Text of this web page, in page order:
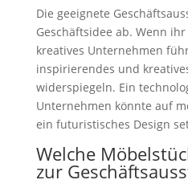
Die geeignete
Geschäftsidee ab. Wenn
kreatives Unternehmen
inspirierendes und
widerspiegeln. Ein
Unternehmen könnte auf
ein futuristisches Design
Welche
zur